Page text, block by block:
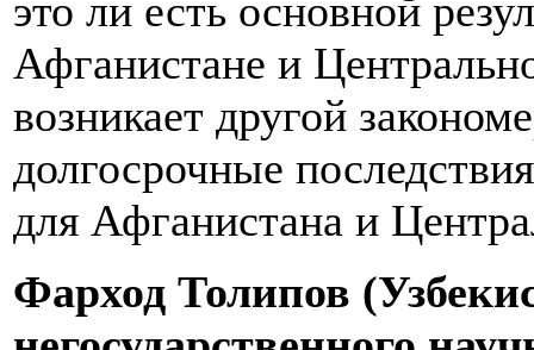
это ли есть основной
Афганистане и
возникает другой
долгосрочные
для Афганистана и
Фарход Толипов